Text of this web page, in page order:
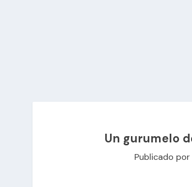
Un gurumelo
Publicado por